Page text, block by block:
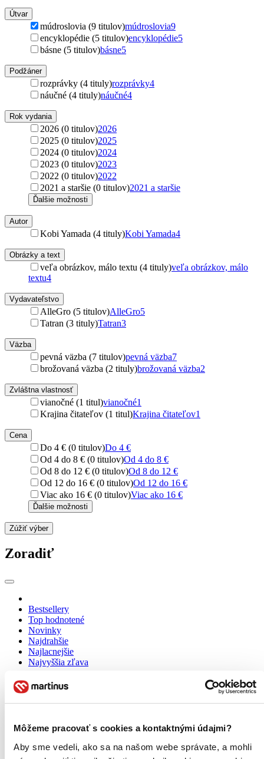
Môžeme pracovať s cookies a kontaktnými údajmi?
Aby sme vedeli, ako sa na našom webe správate, a mohli
Útvar
múdroslovia (9 titulov)múdroslovia9
encyklopédie (5 titulov)encyklopédie5
básne (5 titulov)básne5
Podžáner
rozprávky (4 tituly)rozprávky4
náučné (4 tituly)náučné4
Rok vydania
2026 (0 titulov)2026
2025 (0 titulov)2025
2024 (0 titulov)2024
2023 (0 titulov)2023
2022 (0 titulov)2022
2021 a staršie (0 titulov)2021 a staršie
Ďalšie možnosti
Autor
Kobi Yamada (4 tituly)Kobi Yamada4
Obrázky a text
veľa obrázkov, málo textu (4 tituly)veľa obrázkov, málo
textu4
Vydavateľstvo
AlleGro (5 titulov)AlleGro5
Tatran (3 tituly)Tatran3
Väzba
pevná väzba (7 titulov)pevná väzba7
brožovaná väzba (2 tituly)brožovaná väzba2
Zvláštna vlastnosť
vianočné (1 titul)vianočné1
Krajina čitateľov (1 titul)Krajina čitateľov1
Cena
Do 4 € (0 titulov)Do 4 €
Od 4 do 8 € (0 titulov)Od 4 do 8 €
Od 8 do 12 € (0 titulov)Od 8 do 12 €
Od 12 do 16 € (0 titulov)Od 12 do 16 €
Viac ako 16 € (0 titulov)Viac ako 16 €
Ďalšie možnosti
Zúžiť výber
Zoradiť
Bestsellery
Top hodnotené
Novinky
Najdrahšie
Najlacnejšie
Najvyššia zľava
Použité filtre
Zrušiť filtre